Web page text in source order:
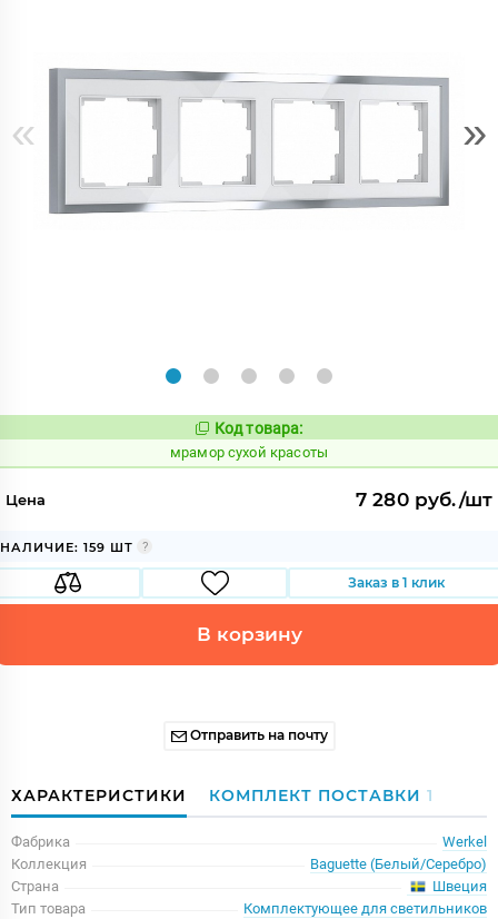
« »
Код:
1074915
Код товара:
мрамор сухой красоты
Цена 7 280 руб./шт
НАЛИЧИЕ: 159 ШТ
Заказ в 1 клик
В корзину
Отправить на почту
ХАРАКТЕРИСТИКИ КОМПЛЕКТ ПОСТАВКИ 1
Фабрика
Werkel
Коллекция
Baguette (Белый/Серебро)
Страна
Швеция
Тип товара
Комплектующее для светильников